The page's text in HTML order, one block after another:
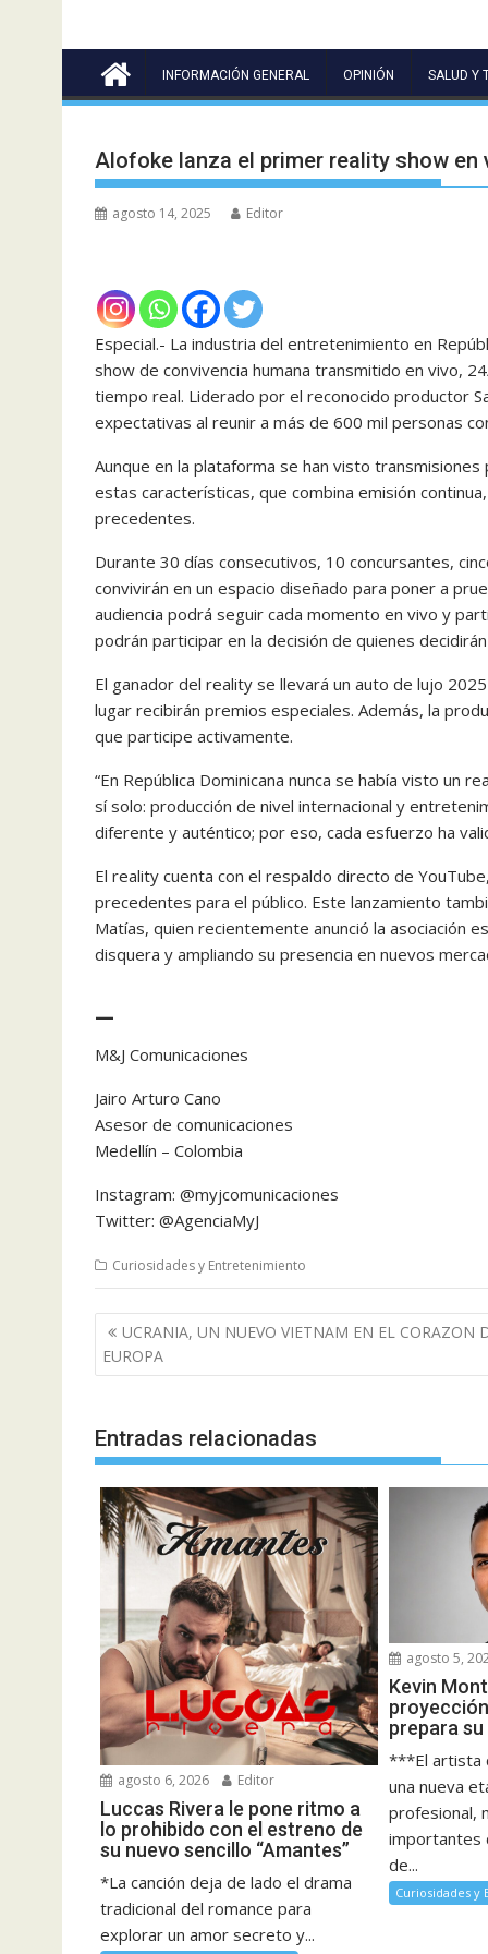
INFORMACIÓN GENERAL OPINIÓN SALUD Y
Alofoke lanza el primer reality show en
agosto 14, 2025 Editor
Especial.- La industria del entretenimiento en
show de convivencia humana transmitido en vivo,
tiempo real. Liderado por el reconocido productor
expectativas al reunir a más de 600 mil personas
Aunque en la plataforma se han visto
estas características, que combina emisión
precedentes.
Durante 30 días consecutivos, 10 concursantes,
convivirán en un espacio diseñado para poner a
audiencia podrá seguir cada momento en vivo y
podrán participar en la decisión de quienes
El ganador del reality se llevará un auto de lujo
lugar recibirán premios especiales. Además, la
que participe activamente.
“En República Dominicana nunca se había visto un
sí solo: producción de nivel internacional y
diferente y auténtico; por eso, cada esfuerzo ha
El reality cuenta con el respaldo directo de
precedentes para el público. Este lanzamiento
Matías, quien recientemente anunció la asociación
disquera y ampliando su presencia en nuevos
—
M&J Comunicaciones
Jairo Arturo Cano
Asesor de comunicaciones
Medellín – Colombia
Instagram: @myjcomunicaciones
Twitter: @AgenciaMyJ
Curiosidades y Entretenimiento
Navegación
de
entradas
UCRANIA, UN NUEVO VIETNAM EN EL CORAZON
EUROPA
Entradas relacionadas
agosto 6, 2026 Editor
Luccas Rivera le pone ritmo a
lo prohibido con el estreno de
su nuevo sencillo “Amantes”
*La canción deja de lado el drama
tradicional del romance para
explorar un amor secreto y...
agosto 5,
Kevin
prepara
***El artista
una nueva
profesional,
importantes
de...
Curiosidades y